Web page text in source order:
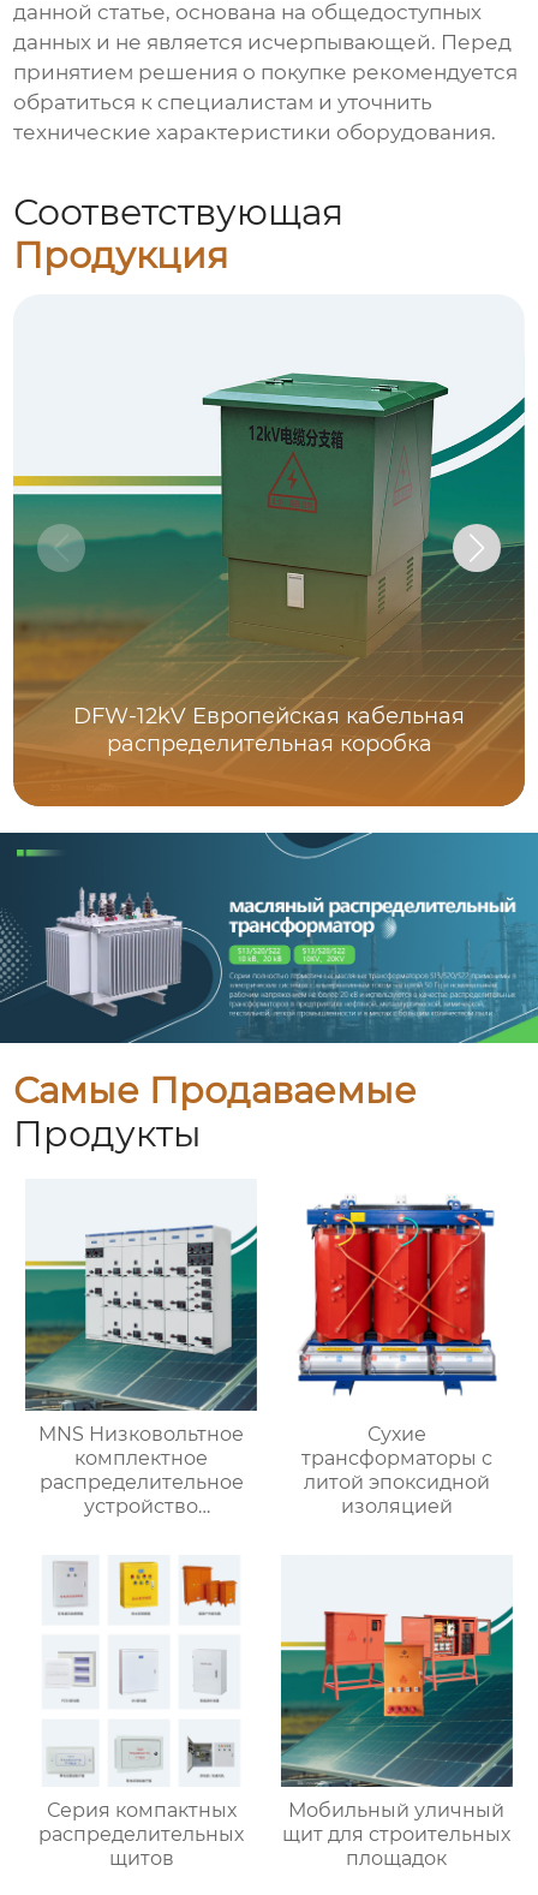
данной статье, основана на общедоступных
данных и не является исчерпывающей. Перед
принятием решения о покупке рекомендуется
обратиться к специалистам и уточнить
технические характеристики оборудования.
Соответствующая
Продукция
DFW-12kV Европейская кабельная
распределительная коробка
Самые Продаваемые
Продукты
MNS Низковольтное
комплектное
распределительное
устройство
Сухие
трансформаторы с
литой эпоксидной
изоляцией
Серия компактных
распределительных
щитов
Мобильный уличный
щит для строительных
площадок